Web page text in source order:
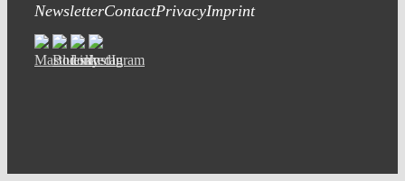
NewsletterContactPrivacyImprint